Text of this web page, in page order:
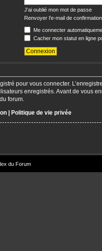
J’ai oublié mon mot de passe
Renvoyer l’e-mail de confirmation
Me connecter
Cacher mon statut en ligne
pour vous connecter.
enregistrés. Avant de vous
forum.
| Politique de vie privée
du Forum